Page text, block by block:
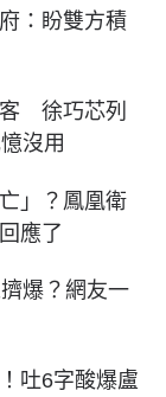
：盼雙方積
徐巧芯列
沒用
」？鳳凰衛
應了
爆？網友一
吐6字酸爆盧